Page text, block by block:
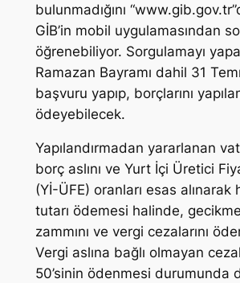
bulunmadığını
GİB’in mobil uygulamasından
öğrenebiliyor. Sorgulamayı
Ramazan Bayramı dahil 31
başvuru yapıp, borçlarını
ödeyebilecek.
Yapılandırmadan yararlanan
borç aslını ve Yurt İçi Üretici
(Yİ-ÜFE) oranları esas alınarak
tutarı ödemesi halinde,
zammını ve vergi cezalarını
Vergi aslına bağlı olmayan
50’sinin ödenmesi durumunda